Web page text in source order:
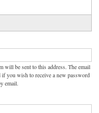
will be sent to this address. The email
you wish to receive a new password
email.